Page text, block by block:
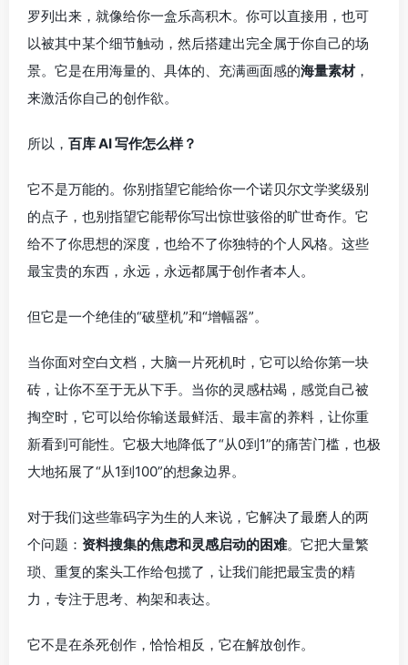
罗列出来，就像给你一盒乐高积木。你可以直接用，也可
以被其中某个细节触动，然后搭建出完全属于你自己的场
景。它是在用海量的、具体的、充满画面感的海量素材，
来激活你自己的创作欲。
所以， 百库 AI 写作怎么样？
它不是万能的。你别指望它能给你一个诺贝尔文学奖级别
的点子，也别指望它能帮你写出惊世骇俗的旷世奇作。它
给不了你思想的深度，也给不了你独特的个人风格。这些
最宝贵的东西，永远，永远都属于创作者本人。
但它是一个绝佳的“破壁机”和“增幅器”。
当你面对空白文档，大脑一片死机时，它可以给你第一块
砖，让你不至于无从下手。当你的灵感枯竭，感觉自己被
掏空时，它可以给你输送最鲜活、最丰富的养料，让你重
新看到可能性。它极大地降低了“从0到1”的痛苦门槛，也极
大地拓展了“从1到100”的想象边界。
对于我们这些靠码字为生的人来说，它解决了最磨人的两
个问题： 资料搜集的焦虑和灵感启动的困难。它把大量繁
琐、重复的案头工作给包揽了，让我们能把最宝贵的精
力，专注于思考、构架和表达。
它不是在杀死创作，恰恰相反，它在解放创作。